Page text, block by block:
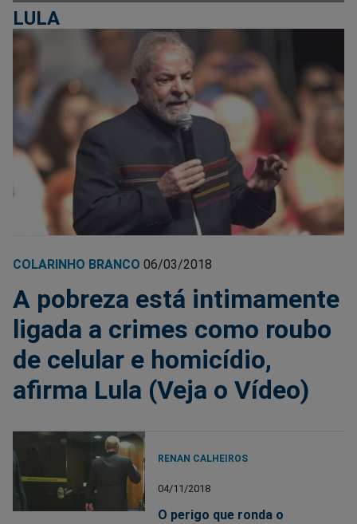
LULA
COLARINHO BRANCO 06/03/2018
A pobreza está intimamente
ligada a crimes como roubo
de celular e homicídio,
afirma Lula (Veja o Vídeo)
RENAN CALHEIROS
04/11/2018
O perigo que ronda o